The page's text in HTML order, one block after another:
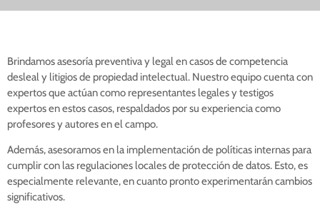
Brindamos asesoría preventiva y legal en casos de competencia
desleal y litigios de propiedad intelectual. Nuestro equipo cuenta con
expertos que actúan como representantes legales y testigos
expertos en estos casos, respaldados por su experiencia como
profesores y autores en el campo.
Además, asesoramos en la implementación de políticas internas para
cumplir con las regulaciones locales de protección de datos. Esto, es
especialmente relevante, en cuanto pronto experimentarán cambios
significativos.